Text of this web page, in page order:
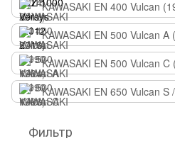
KAWASAKI EN 400 Vulcan
KAWASAKI EN 500 Vulcan A
KAWASAKI EN 500 Vulcan
KAWASAKI EN 650 Vulcan
Фильтр